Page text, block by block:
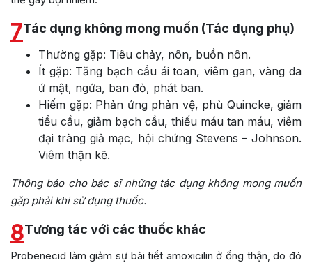
7Tác dụng không mong muốn (Tác dụng phụ)
Thường gặp: Tiêu chảy, nôn, buồn nôn.
Ít gặp: Tăng bạch cầu ái toan, viêm gan, vàng da
ứ mật, ngứa, ban đỏ, phát ban.
Hiếm gặp: Phản ứng phản vệ, phù Quincke, giảm
tiểu cầu, giảm bạch cầu, thiếu máu tan máu, viêm
đại tràng giả mạc, hội chứng Stevens – Johnson.
Viêm thận kẽ.
Thông báo cho bác sĩ những tác dụng không mong muốn
gặp phải khi sử dụng thuốc.
8Tương tác với các thuốc khác
Probenecid làm giảm sự bài tiết amoxicilin ở ống thận, do đó